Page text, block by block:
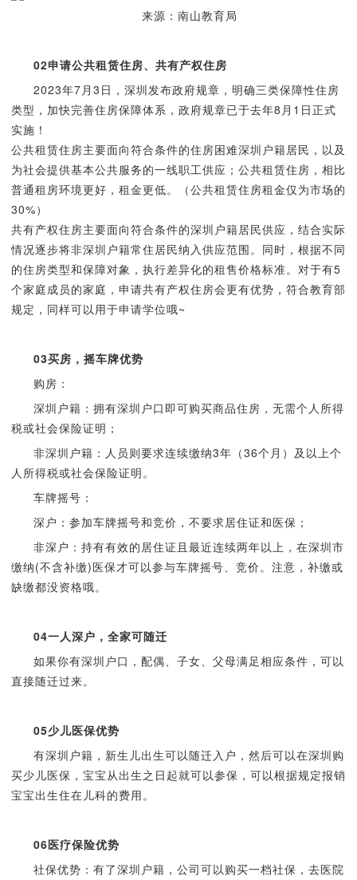
来源：南山教育局
02申请公共租赁住房、共有产权住房
2023年7月3日，深圳发布政府规章，明确三类保障性住房
类型，加快完善住房保障体系，政府规章已于去年8月1日正式
实施！
公共租赁住房主要面向符合条件的住房困难深圳户籍居民，以及
为社会提供基本公共服务的一线职工供应；公共租赁住房，相比
普通租房环境更好，租金更低。（公共租赁住房租金仅为市场的
30%）
共有产权住房主要面向符合条件的深圳户籍居民供应，结合实际
情况逐步将非深圳户籍常住居民纳入供应范围。同时，根据不同
的住房类型和保障对象，执行差异化的租售价格标准。对于有5
个家庭成员的家庭，申请共有产权住房会更有优势，符合教育部
规定，同样可以用于申请学位哦~
03买房，摇车牌优势
购房：
深圳户籍：拥有深圳户口即可购买商品住房，无需个人所得
税或社会保险证明；
非深圳户籍：人员则要求连续缴纳3年（36个月）及以上个
人所得税或社会保险证明。
车牌摇号：
深户：参加车牌摇号和竞价，不要求居住证和医保；
非深户：持有有效的居住证且最近连续两年以上，在深圳市
缴纳(不含补缴)医保才可以参与车牌摇号、竞价。注意，补缴或
缺缴都没资格哦。
04一人深户，全家可随迁
如果你有深圳户口，配偶、子女、父母满足相应条件，可以
直接随迁过来。
05少儿医保优势
有深圳户籍，新生儿出生可以随迁入户，然后可以在深圳购
买少儿医保，宝宝从出生之日起就可以参保，可以根据规定报销
宝宝出生住在儿科的费用。
06医疗保险优势
社保优势：有了深圳户籍，公司可以购买一档社保，去医院